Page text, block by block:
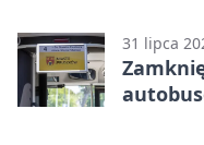
31 lipca